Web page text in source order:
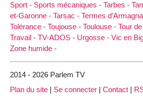
Sport - Sports mécaniques - Tarbes -
et-Garonne - Tarsac - Termes
Tolérance - Toujouse - Toulouse - Tour
Travail - TV-ADOS - Urgosse - Vic en
Zone humide -
2014 - 2026 Parlem TV
Plan du site | Se connecter | Contact |